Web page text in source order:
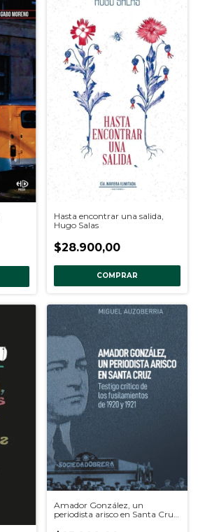
Hasta encontrar una salida,
Hugo Salas
$28.900,00
COMPRAR
Amador González, un
periodista arisco en Santa Cruz,